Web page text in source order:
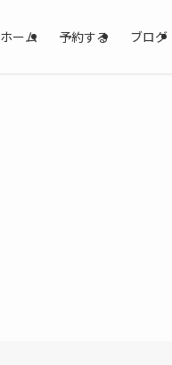
ホーム 予約する ブログ